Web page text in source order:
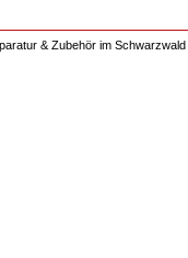
& Zubehör im